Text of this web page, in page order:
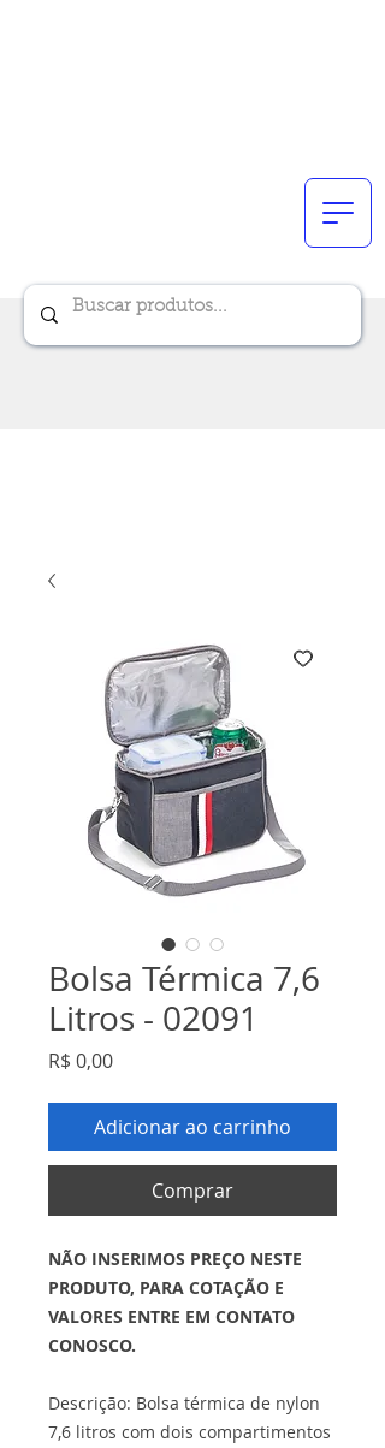
Bolsa Térmica 7,6
Litros - 02091
R$ 0,00Preço
Adicionar ao carrinho
Comprar
NÃO INSERIMOS PREÇO NESTE
PRODUTO, PARA COTAÇÃO E
VALORES ENTRE EM CONTATO
CONOSCO.
Descrição: Bolsa térmica de nylon
7,6 litros com dois compartimentos